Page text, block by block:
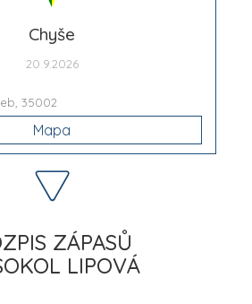
Chyše
20.9.2026
35002
Mapa
ZÁPASŮ
LIPOVÁ